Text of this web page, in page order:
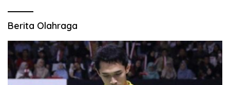
Berita Olahraga